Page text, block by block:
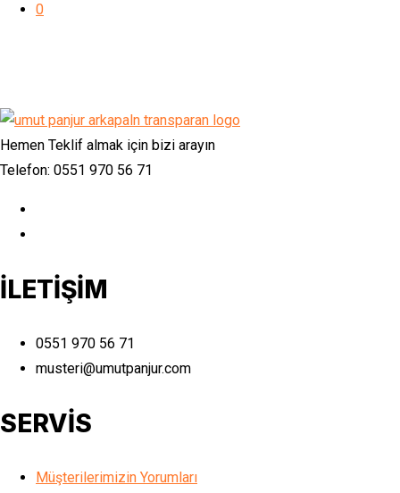
0
Hemen Teklif almak için bizi arayın
Telefon: 0551 970 56 71
İLETİŞİM
0551 970 56 71
musteri@umutpanjur.com
SERVİS
Müşterilerimizin Yorumları